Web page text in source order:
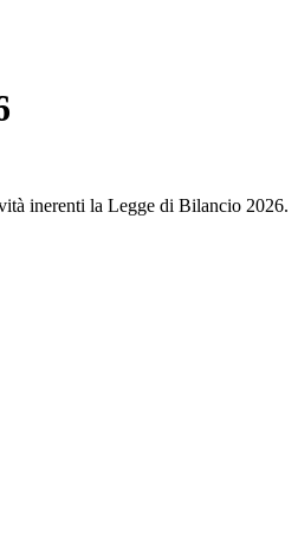
inerenti la Legge di Bilancio 2026.